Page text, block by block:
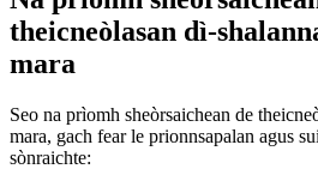
theicneòlasan dì-
mara
Seo na prìomh sheòrsaichean de
mara, gach fear le prionnsapalan agus
sònraichte: